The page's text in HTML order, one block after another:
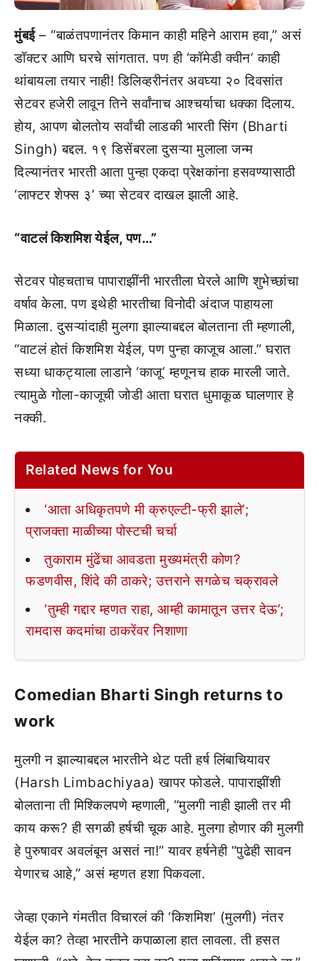
मुंबई– “बाळंतपणानंतर किमान काही महिने आराम हवा,” असं
डॉक्टर आणि घरचे सांगतात. पण ही ‘कॉमेडी क्वीन’ काही
थांबायला तयार नाही! डिलिव्हरीनंतर अवघ्या २० दिवसांत
सेटवर हजेरी लावून तिने सर्वांनाच आश्चर्याचा धक्का दिलाय.
होय, आपण बोलतोय सर्वांची लाडकी भारती सिंग (Bharti
Singh) बद्दल. १९ डिसेंबरला दुसऱ्या मुलाला जन्म
दिल्यानंतर भारती आता पुन्हा एकदा प्रेक्षकांना हसवण्यासाठी
‘लाफ्टर शेफ्स ३’ च्या सेटवर दाखल झाली आहे.
“वाटलं किशमिश येईल, पण…”
सेटवर पोहचताच पापाराझींनी भारतीला घेरले आणि शुभेच्छांचा
वर्षाव केला. पण इथेही भारतीचा विनोदी अंदाज पाहायला
मिळाला. दुसऱ्यांदाही मुलगा झाल्याबद्दल बोलताना ती म्हणाली,
“वाटलं होतं किशमिश येईल, पण पुन्हा काजूच आला.” घरात
सध्या धाकट्याला लाडाने ‘काजू’ म्हणूनच हाक मारली जाते.
त्यामुळे गोला-काजूची जोडी आता घरात धुमाकूळ घालणार हे
नक्की.
Related News for You
‘आता अधिकृतपणे मी क्रुएल्टी-फ्री झाले’;
प्राजक्ता माळीच्या पोस्टची चर्चा
तुकाराम मुंढेंचा आवडता मुख्यमंत्री कोण?
फडणवीस, शिंदे की ठाकरे; उत्तराने सगळेच चक्रावले
‘तुम्ही गद्दार म्हणत राहा, आम्ही कामातून उत्तर देऊ’;
रामदास कदमांचा ठाकरेंवर निशाणा
Comedian Bharti Singh returns to
work
मुलगी न झाल्याबद्दल भारतीने थेट पती हर्ष लिंबाचियावर
(Harsh Limbachiyaa) खापर फोडले. पापाराझींशी
बोलताना ती मिश्किलपणे म्हणाली, “मुलगी नाही झाली तर मी
काय करू? ही सगळी हर्षची चूक आहे. मुलगा होणार की मुलगी
हे पुरुषावर अवलंबून असतं ना!” यावर हर्षनेही “पुढेही सावन
येणारच आहे,” असं म्हणत हशा पिकवला.
जेव्हा एकाने गंमतीत विचारलं की ‘किशमिश’ (मुलगी) नंतर
येईल का? तेव्हा भारतीने कपाळाला हात लावला. ती हसत